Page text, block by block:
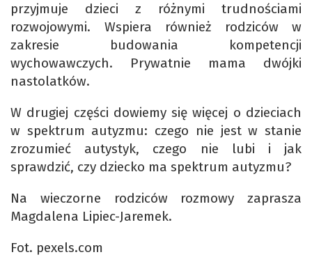
przyjmuje dzieci z różnymi trudnościami
rozwojowymi. Wspiera również rodziców w
zakresie budowania kompetencji
wychowawczych. Prywatnie mama dwójki
nastolatków.
W drugiej części dowiemy się więcej o dzieciach
w spektrum autyzmu: czego nie jest w stanie
zrozumieć autystyk, czego nie lubi i jak
sprawdzić, czy dziecko ma spektrum autyzmu?
Na wieczorne rodziców rozmowy zaprasza
Magdalena Lipiec-Jaremek.
Fot. pexels.com